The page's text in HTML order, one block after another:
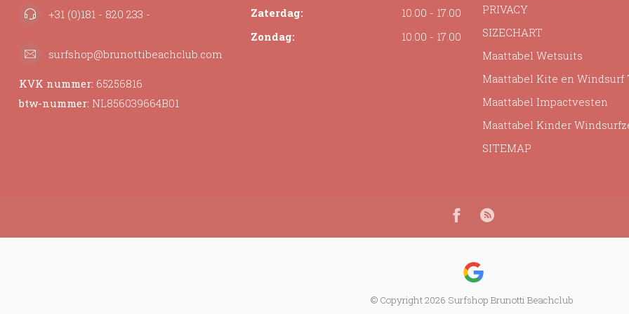
+31 (0)181 - 820 233 -
surfshop@brunottibeachclub.com
KVK nummer: 65256816
btw-nummer: NL856039664B01
Zaterdag:
10.00 - 17.00
Zondag:
10.00 - 17.00
PRIVACY
SIZECHART
Maattabel Wetsuits
Maattabel Kite en Windsurf
Maattabel Impactvesten
Maattabel Kinder
SITEMAP
© Copyright 2026 Surfshop Brunotti Beachclub